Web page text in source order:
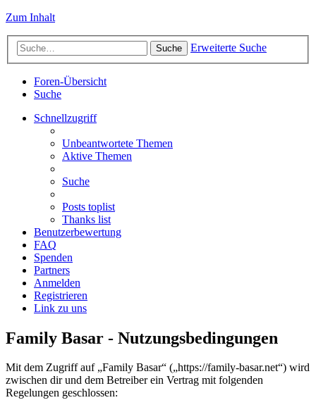
Zum Inhalt
Suche Erweiterte Suche
Foren-Übersicht
Suche
Schnellzugriff
Unbeantwortete Themen
Aktive Themen
Suche
Posts toplist
Thanks list
Benutzerbewertung
FAQ
Spenden
Partners
Anmelden
Registrieren
Link zu uns
Family Basar - Nutzungsbedingungen
Mit dem Zugriff auf „Family Basar“ („https://family-basar.net“) wird
zwischen dir und dem Betreiber ein Vertrag mit folgenden
Regelungen geschlossen: